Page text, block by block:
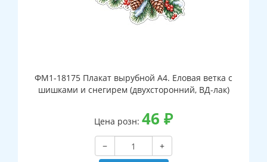
ФМ1-18175 Плакат вырубной А4. Еловая ветка с
шишками и снегирем (двухсторонний, ВД-лак)
Цена розн: 46 ₽
−
+